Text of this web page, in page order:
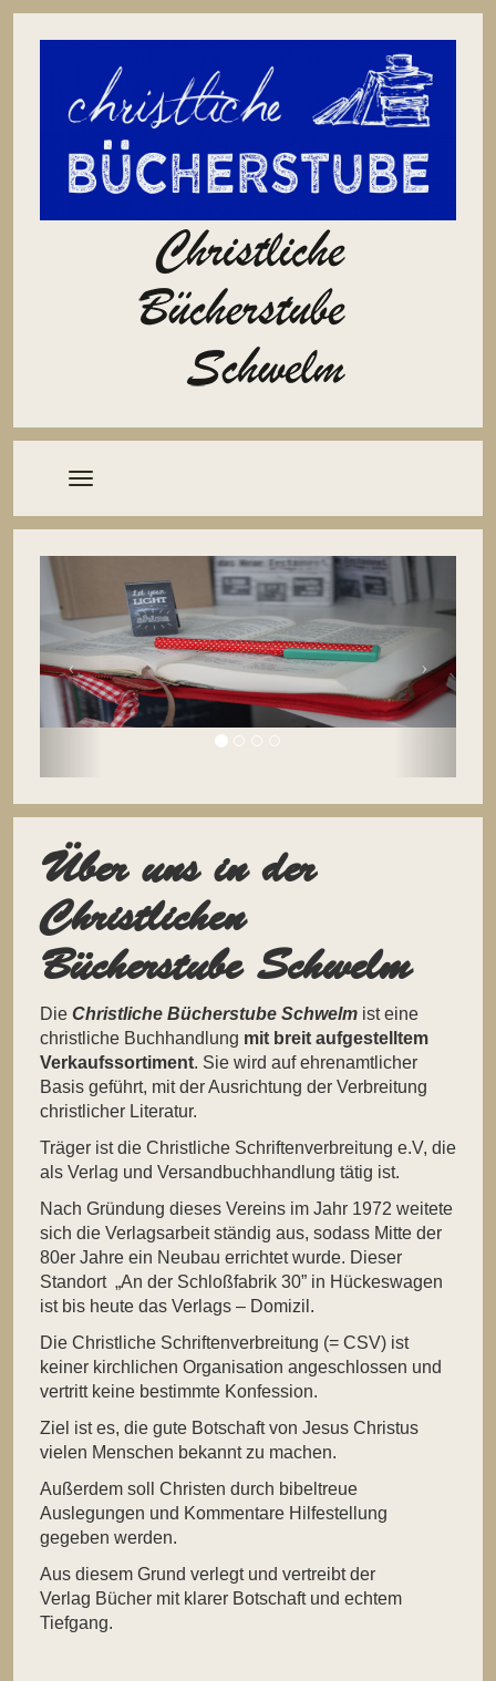
Über uns in der
Christlichen
Bücherstube Schwelm
Die Christliche Bücherstube Schwelm ist eine
christliche Buchhandlung mit breit aufgestelltem
Verkaufssortiment. Sie wird auf ehrenamtlicher
Basis geführt, mit der Ausrichtung der Verbreitung
christlicher Literatur.
Träger ist die Christliche Schriftenverbreitung e.V, die
als Verlag und Versandbuchhandlung tätig ist.
Nach Gründung dieses Vereins im Jahr 1972 weitete
sich die Verlagsarbeit ständig aus, sodass Mitte der
80er Jahre ein Neubau errichtet wurde. Dieser
Standort „An der Schloßfabrik 30” in Hückeswagen
ist bis heute das Verlags – Domizil.
Die Christliche Schriftenverbreitung (= CSV) ist
keiner kirchlichen Organisation angeschlossen und
vertritt keine bestimmte Konfession.
Ziel ist es, die gute Botschaft von Jesus Christus
vielen Menschen bekannt zu machen.
Außerdem soll Christen durch bibeltreue
Auslegungen und Kommentare Hilfestellung
gegeben werden.
Aus diesem Grund verlegt und vertreibt der
Verlag Bücher mit klarer Botschaft und echtem
Tiefgang.